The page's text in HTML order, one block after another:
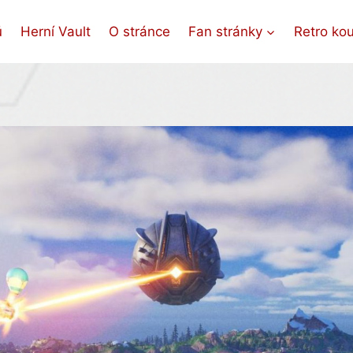
Herní Vault O stránce Fan stránky Retro